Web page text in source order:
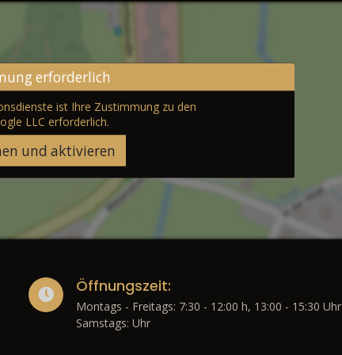
erforderlich
ist Ihre Zustimmung zu den
LLC erforderlich.
und aktivieren
Öffnungszeit:
Montags - Freitags: 7:30 - 12:00 h, 13:00 - 15:30 Uhr
Samstags: Uhr